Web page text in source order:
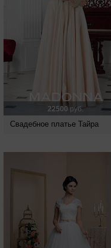
22500 руб.
Свадебное платье Тайра